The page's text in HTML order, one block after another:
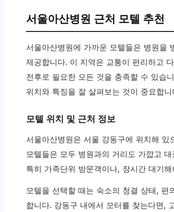
서울아산병원 근처 모텔 추천
서울아산병원에 가까운 모텔들은 병원을
제공합니다. 이 지역은 교통이 편리하고
전후로 필요한 모든 것을 충족할 수 있습
위치와 특징을 잘 살펴보는 것이 중요합니
모텔 위치 및 근처 정보
서울아산병원은 서울 강동구에 위치해
모텔들은 모두 병원과의 거리도 가깝고
특히 가족단위 방문객이나, 장시간 대기
모텔을 선택할 때는 숙소의 청결 상태,
합니다. 강동구 내에서 모터를 찾는다면,